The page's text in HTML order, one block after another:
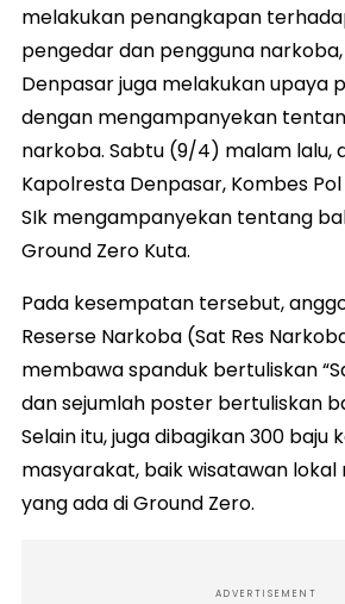
melakukan penangkapan
pengedar dan pengguna
Denpasar juga melakukan upaya
dengan mengampanyekan
narkoba. Sabtu (9/4) malam lalu,
Kapolresta Denpasar, Kombes Pol
SIk mengampanyekan tentang
Ground Zero Kuta.
Pada kesempatan tersebut,
Reserse Narkoba (Sat Res
membawa spanduk bertuliskan
dan sejumlah poster bertuliskan
Selain itu, juga dibagikan 300 baju
masyarakat, baik wisatawan lokal
yang ada di Ground Zero.
ADVERTISEMENT